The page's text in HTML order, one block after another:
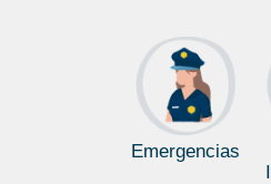
Emergencias